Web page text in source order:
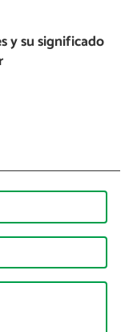
y su significado